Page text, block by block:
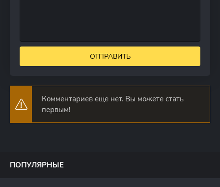
ОТПРАВИТЬ
Комментариев еще нет. Вы можете стать
первым!
ПОПУЛЯРНЫЕ